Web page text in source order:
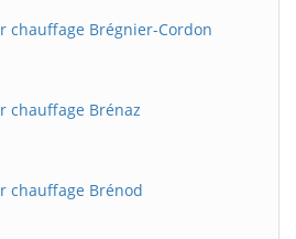
chauffage Brégnier-Cordon
chauffage Brénaz
chauffage Brénod